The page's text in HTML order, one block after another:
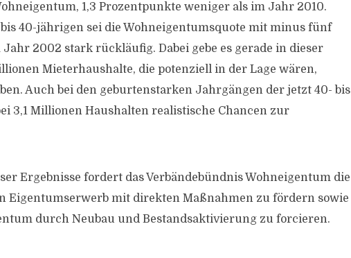
1,3 Prozentpunkte weniger als im Jahr 2010.
bis 40-jährigen sei die Wohneigentumsquote mit minus fünf
2002 stark rückläufig. Dabei gebe es gerade in dieser
Mieterhaushalte, die potenziell in der Lage wären,
Auch bei den geburtenstarken Jahrgängen der jetzt 40- bis
3,1 Millionen Haushalten realistische Chancen zur
Ergebnisse fordert das Verbändebündnis Wohneigentum die
Eigentumserwerb mit direkten Maßnahmen zu fördern sowie
durch Neubau und Bestandsaktivierung zu forcieren.